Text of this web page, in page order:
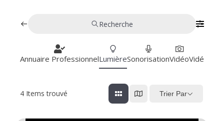
Recherche
Annuaire ProfessionnelLumièreSonorisationVidéo
4 Items trouvé Trier Par